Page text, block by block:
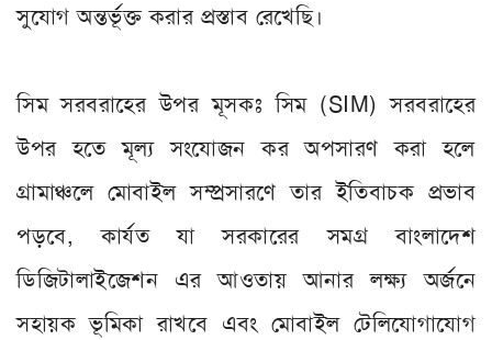
সুযোগ অন্তর্ভূক্ত করার প্রস্তাব রেখেছি।
সিম সরবরাহের উপর মূসকঃ সিম (SIM) সরবরাহের
উপর হতে মূল্য সংযোজন কর অপসারণ করা হলে
গ্রামাঞ্চলে মোবাইল সম্প্রসারণে তার ইতিবাচক প্রভাব
পড়বে, কার্যত যা সরকারের সমগ্র বাংলাদেশ
ডিজিটালাইজেশন এর আওতায় আনার লক্ষ্য অর্জনে
সহায়ক ভূমিকা রাখবে এবং মোবাইল টেলিযোগাযোগ